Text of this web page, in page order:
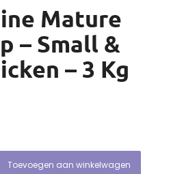
Mature
– Small &
– 3 Kg
Toevoegen aan winkelwagen